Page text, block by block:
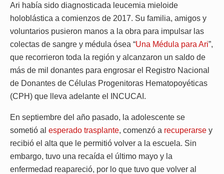
Ari había sido diagnosticada leucemia mieloide
holoblástica a comienzos de 2017. Su familia, amigos y
voluntarios pusieron manos a la obra para impulsar las
colectas de sangre y médula ósea “Una Médula para Ari”,
que recorrieron toda la región y alcanzaron un saldo de
más de mil donantes para engrosar el Registro Nacional
de Donantes de Células Progenitoras Hematopoyéticas
(CPH) que lleva adelante el INCUCAI.
En septiembre del año pasado, la adolescente se
sometió al esperado trasplante, comenzó a recuperarse y
recibió el alta que le permitió volver a la escuela. Sin
embargo, tuvo una recaída el último mayo y la
enfermedad reapareció, por lo que tuvo que volver al